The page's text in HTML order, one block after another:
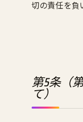
切の責任を負
第5条（
て）